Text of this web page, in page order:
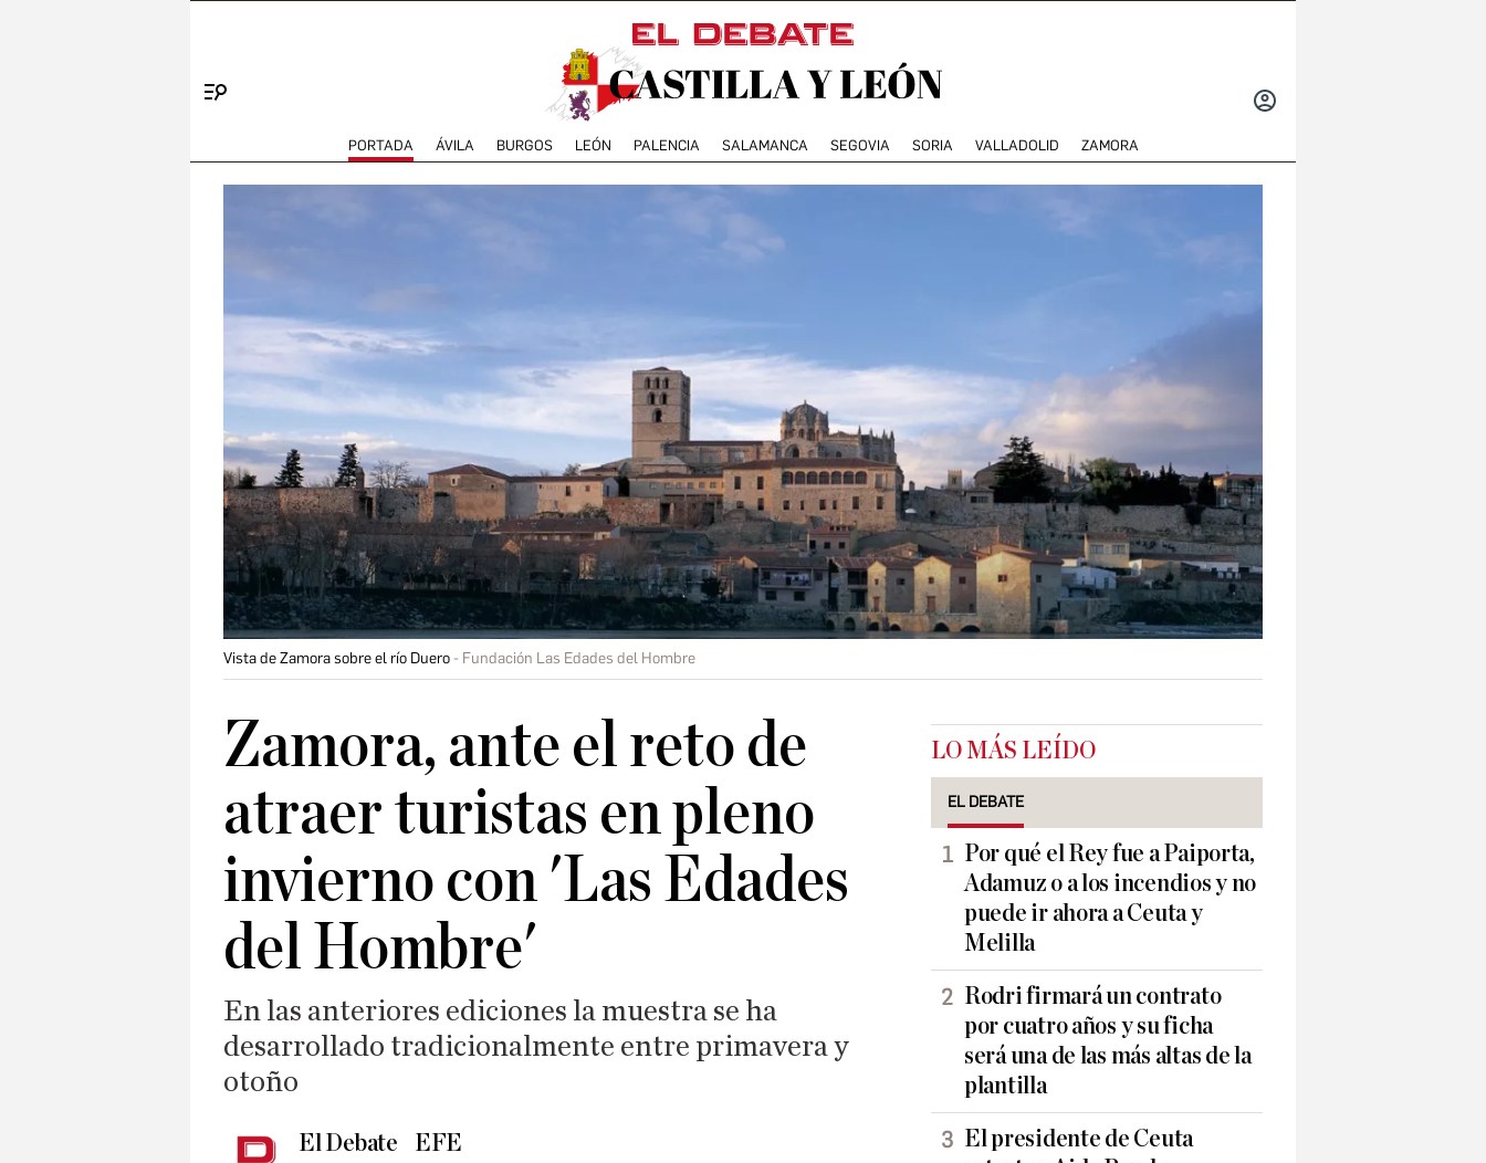
PORTADA ÁVILA BURGOS LEÓN PALENCIA SALAMANCA SEGOVIA SORIA VALLADOLID ZAMORA
Vista de Zamora sobre el río Duero Fundación Las Edades del Hombre
Zamora, ante el reto de
atraer turistas en pleno
invierno con 'Las Edades
del Hombre'
En las anteriores ediciones la muestra se ha
desarrollado tradicionalmente entre primavera y
otoño
El Debate EFE
LO MÁS LEÍDO
EL DEBATE
Por qué el Rey fue a Paiporta,
Adamuz o a los incendios y no
puede ir ahora a Ceuta y
Melilla
Rodri firmará un contrato
por cuatro años y su ficha
será una de las más altas de la
plantilla
El presidente de Ceuta